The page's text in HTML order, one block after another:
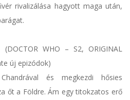
rivalizálása hagyott maga után,
(DOCTOR WHO – S2, ORIGINAL
új epizódok)
és megkezdi hősies
őt a Földre. Ám egy titokzatos erő